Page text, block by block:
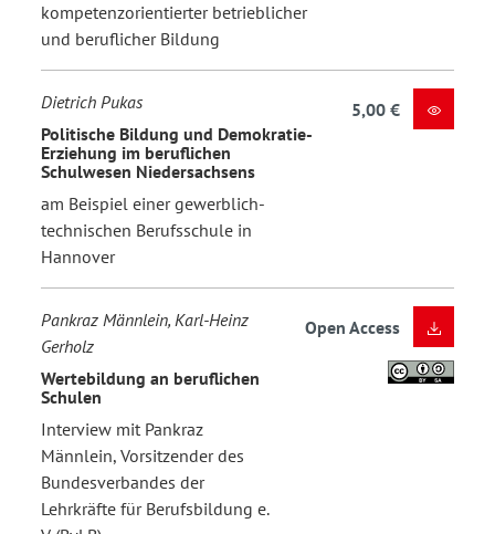
kompetenzorientierter betrieblicher
und beruflicher Bildung
Dietrich Pukas
Politische Bildung und Demokratie-
Erziehung im beruflichen
Schulwesen Niedersachsens
am Beispiel einer gewerblich-
technischen Berufsschule in
Hannover
5,00 €
Pankraz Männlein, Karl-Heinz
Gerholz
Wertebildung an beruflichen
Schulen
Interview mit Pankraz
Männlein, Vorsitzender des
Bundesverbandes der
Lehrkräfte für Berufsbildung e.
Open Access